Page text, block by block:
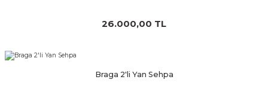
26.000,00 TL
Braga 2'li Yan Sehpa